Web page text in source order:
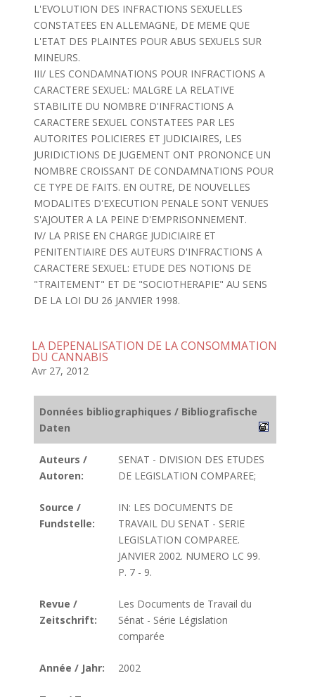
L'EVOLUTION DES INFRACTIONS SEXUELLES
CONSTATEES EN ALLEMAGNE, DE MEME QUE
L'ETAT DES PLAINTES POUR ABUS SEXUELS SUR
MINEURS.
III/ LES CONDAMNATIONS POUR INFRACTIONS A
CARACTERE SEXUEL: MALGRE LA RELATIVE
STABILITE DU NOMBRE D'INFRACTIONS A
CARACTERE SEXUEL CONSTATEES PAR LES
AUTORITES POLICIERES ET JUDICIAIRES, LES
JURIDICTIONS DE JUGEMENT ONT PRONONCE UN
NOMBRE CROISSANT DE CONDAMNATIONS POUR
CE TYPE DE FAITS. EN OUTRE, DE NOUVELLES
MODALITES D'EXECUTION PENALE SONT VENUES
S'AJOUTER A LA PEINE D'EMPRISONNEMENT.
IV/ LA PRISE EN CHARGE JUDICIAIRE ET
PENITENTIAIRE DES AUTEURS D'INFRACTIONS A
CARACTERE SEXUEL: ETUDE DES NOTIONS DE
"TRAITEMENT" ET DE "SOCIOTHERAPIE" AU SENS
DE LA LOI DU 26 JANVIER 1998.
LA DEPENALISATION DE LA CONSOMMATION
DU CANNABIS
Avr 27, 2012
Données bibliographiques / Bibliografische
Daten
Auteurs /
Autoren:
SENAT - DIVISION DES ETUDES
DE LEGISLATION COMPAREE;
Source /
Fundstelle:
IN: LES DOCUMENTS DE
TRAVAIL DU SENAT - SERIE
LEGISLATION COMPAREE.
JANVIER 2002. NUMERO LC 99.
P. 7 - 9.
Revue /
Zeitschrift:
Les Documents de Travail du
Sénat - Série Législation
comparée
Année / Jahr: 2002